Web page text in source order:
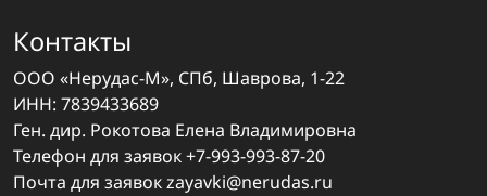
Контакты
ООО «Нерудас-М», СПб, Шаврова, 1-22
ИНН: 7839433689
Ген. дир. Рокотова Елена Владимировна
Телефон для заявок+7-993-993-87-20
Почта для заявокzayavki@nerudas.ru